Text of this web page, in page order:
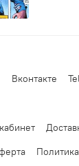
Вконтакте